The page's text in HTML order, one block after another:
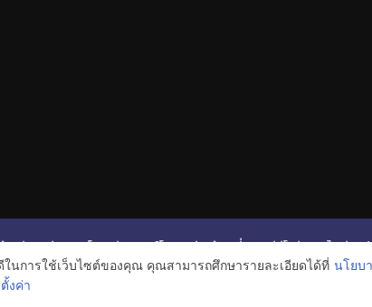
าหลัก รีวิวคอนโด รีวิวทาวน์โฮม รีวิวบ้านเดี่ยว วีดีโอรีวิว
ไอเดียแ
วอสังหาริมทรัพย์
โปรโมชั่นบ้านและคอนโด
นการใช้เว็บไซต์ของคุณ คุณสามารถศึกษารายละเอียดได้ที่ นโยบ
ตั้งค่า